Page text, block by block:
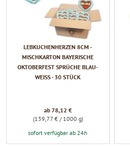
LEBKUCHENHERZEN 8CM -
MISCHKARTON BAYERISCHE
OKTOBERFEST SPRÜCHE BLAU-
WEISS - 30 STÜCK
ab 78,12 €
(139,77 € / 1000 g)
sofort verfügbar ab 24h